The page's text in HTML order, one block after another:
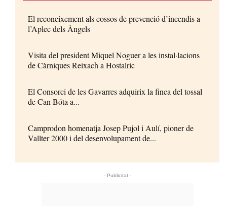
El reconeixement als cossos de prevenció d’incendis a
l’Aplec dels Àngels
Visita del president Miquel Noguer a les instal·lacions
de Càrniques Reixach a Hostalric
El Consorci de les Gavarres adquirix la finca del tossal
de Can Bóta a...
Camprodon homenatja Josep Pujol i Aulí, pioner de
Vallter 2000 i del desenvolupament de...
- Publicitat -